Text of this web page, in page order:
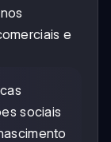
e
sociais